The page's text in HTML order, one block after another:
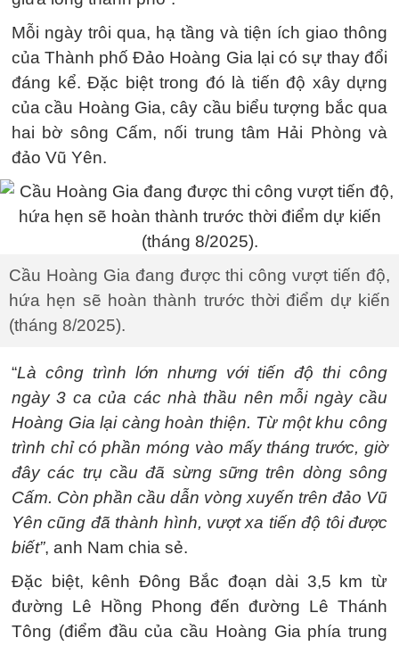
Mỗi ngày trôi qua, hạ tầng và tiện ích giao thông
của Thành phố Đảo Hoàng Gia lại có sự thay đổi
đáng kể. Đặc biệt trong đó là tiến độ xây dựng
của cầu Hoàng Gia, cây cầu biểu tượng bắc qua
hai bờ sông Cấm, nối trung tâm Hải Phòng và
đảo Vũ Yên.
Cầu Hoàng Gia đang được thi công vượt tiến độ,
hứa hẹn sẽ hoàn thành trước thời điểm dự kiến
(tháng 8/2025).
“Là công trình lớn nhưng với tiến độ thi công
ngày 3 ca của các nhà thầu nên mỗi ngày cầu
Hoàng Gia lại càng hoàn thiện. Từ một khu công
trình chỉ có phần móng vào mấy tháng trước, giờ
đây các trụ cầu đã sừng sững trên dòng sông
Cấm. Còn phần cầu dẫn vòng xuyến trên đảo Vũ
Yên cũng đã thành hình, vượt xa tiến độ tôi được
biết”, anh Nam chia sẻ.
Đặc biệt, kênh Đông Bắc đoạn dài 3,5 km từ
đường Lê Hồng Phong đến đường Lê Thánh
Tông (điểm đầu của cầu Hoàng Gia phía trung